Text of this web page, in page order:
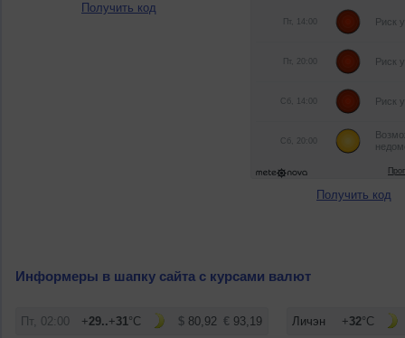
Получить код
Получить код
Информеры в шапку сайта с курсами валют